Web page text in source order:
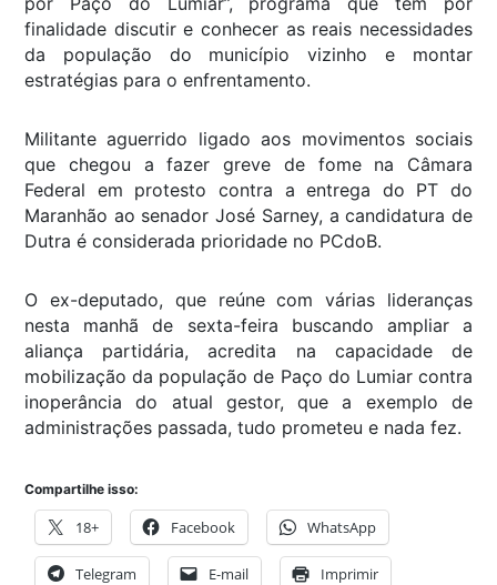
finalidade discutir e conhecer as reais necessidades
da população do município vizinho e montar
estratégias para o enfrentamento.
Militante aguerrido ligado aos movimentos sociais
que chegou a fazer greve de fome na Câmara
Federal em protesto contra a entrega do PT do
Maranhão ao senador José Sarney, a candidatura de
Dutra é considerada prioridade no PCdoB.
O ex-deputado, que reúne com várias lideranças
nesta manhã de sexta-feira buscando ampliar a
aliança partidária, acredita na capacidade de
mobilização da população de Paço do Lumiar contra
inoperância do atual gestor, que a exemplo de
administrações passada, tudo prometeu e nada fez.
Compartilhe isso:
18+ Facebook WhatsApp
Telegram E-mail Imprimir